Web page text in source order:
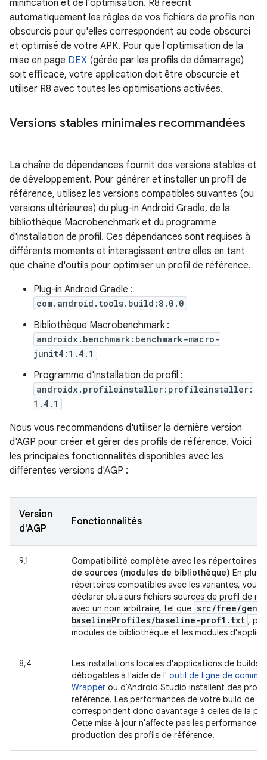
minification et de l'optimisation. R8 réécrit
automatiquement les règles de vos fichiers de profils non
obscurcis pour qu'elles correspondent au code obscurci
et optimisé de votre APK. Pour que l'optimisation de la
mise en page DEX (gérée par les profils de démarrage)
soit efficace, votre application doit être obscurcie et
utiliser R8 avec toutes les optimisations activées.
Versions stables minimales recommandées
La chaîne de dépendances fournit des versions stables et
de développement. Pour générer et installer un profil de
référence, utilisez les versions compatibles suivantes (ou
versions ultérieures) du plug-in Android Gradle, de la
bibliothèque Macrobenchmark et du programme
d'installation de profil. Ces dépendances sont requises à
différents moments et interagissent entre elles en tant
que chaîne d'outils pour optimiser un profil de référence.
Plug-in Android Gradle :
com.android.tools.build:8.0.0
Bibliothèque Macrobenchmark :
androidx.benchmark:benchmark-macro-
junit4:1.4.1
Programme d'installation de profil :
androidx.profileinstaller:profileinstaller:
1.4.1
Nous vous recommandons d'utiliser la dernière version
d'AGP pour créer et gérer des profils de référence. Voici
les principales fonctionnalités disponibles avec les
différentes versions d'AGP :
Version
d'AGP
Fonctionnalités
9.1
Compatibilité complète avec les répertoires
de sources (modules de bibliothèque) En plus
répertoires compatibles avec les variantes, vous
déclarer plusieurs fichiers sources de profil de
avec un nom arbitraire, tel que src/free/
baselineProfiles/baseline-prof1 . txt ,
modules de bibliothèque et les modules
8,4
Les installations locales d'applications de builds
débogables à l'aide de l' outil de ligne de
Wrapper ou d'Android Studio installent des
référence. Les performances de votre build de
correspondent donc davantage à celles de la
Cette mise à jour n'affecte pas les performances
production des profils de référence.